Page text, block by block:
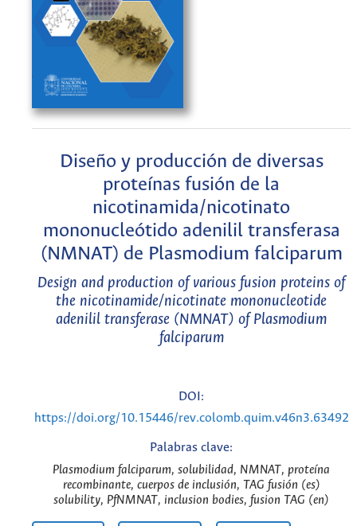
Diseño y producción de diversas
proteínas fusión de la
nicotinamida/nicotinato
mononucleótido adenilil transferasa
(NMNAT) de Plasmodium falciparum
Design and production of various fusion proteins of
the nicotinamide/nicotinate mononucleotide
adenilil transferase (NMNAT) of Plasmodium
falciparum
DOI:
https://doi.org/10.15446/rev.colomb.quim.v46n3.63492
Palabras clave:
Plasmodium falciparum, solubilidad, NMNAT, proteína
recombinante, cuerpos de inclusión, TAG fusión (es)
solubility, PfNMNAT, inclusion bodies, fusion TAG (en)